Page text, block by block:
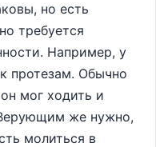
но есть
требуется
Например, у
протезам. Обычно
мог ходить и
же нужно,
молиться в